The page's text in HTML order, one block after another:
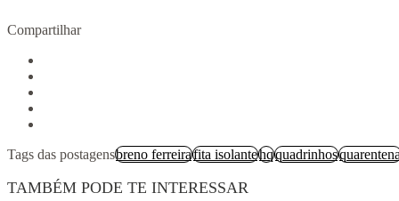
Compartilhar
Tags das postagensbreno ferreirafita isolantehqquadrinhos
TAMBÉM PODE TE INTERESSAR